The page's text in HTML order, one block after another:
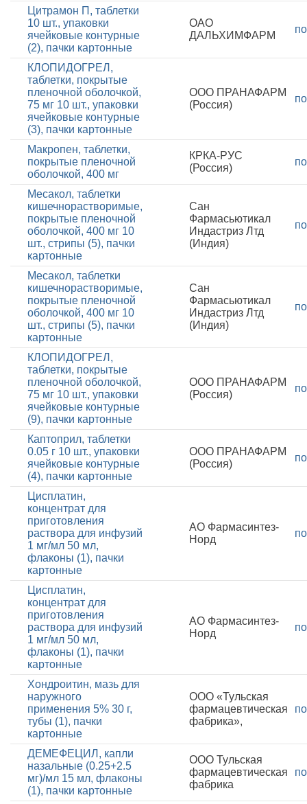
Цитрамон П, таблетки
10 шт., упаковки
ячейковые контурные
(2), пачки картонные
ОАО
ДАЛЬХИМФАРМ
КЛОПИДОГРЕЛ,
таблетки, покрытые
пленочной оболочкой,
75 мг 10 шт., упаковки
ячейковые контурные
(3), пачки картонные
ООО ПРАНАФАРМ
(Россия)
Макропен, таблетки,
покрытые пленочной
оболочкой, 400 мг
КРКА-РУС
(Россия)
Месакол, таблетки
кишечнорастворимые,
покрытые пленочной
оболочкой, 400 мг 10
шт., стрипы (5), пачки
картонные
Сан
Фармасьютикал
Индастриз Лтд
(Индия)
Месакол, таблетки
кишечнорастворимые,
покрытые пленочной
оболочкой, 400 мг 10
шт., стрипы (5), пачки
картонные
Сан
Фармасьютикал
Индастриз Лтд
(Индия)
КЛОПИДОГРЕЛ,
таблетки, покрытые
пленочной оболочкой,
75 мг 10 шт., упаковки
ячейковые контурные
(9), пачки картонные
ООО ПРАНАФАРМ
(Россия)
Каптоприл, таблетки
0.05 г 10 шт., упаковки
ячейковые контурные
(4), пачки картонные
ООО ПРАНАФАРМ
(Россия)
Цисплатин,
концентрат для
приготовления
раствора для инфузий
1 мг/мл 50 мл,
флаконы (1), пачки
картонные
АО Фармасинтез-
Норд
Цисплатин,
концентрат для
приготовления
раствора для инфузий
1 мг/мл 50 мл,
флаконы (1), пачки
картонные
АО Фармасинтез-
Норд
Хондроитин, мазь для
наружного
применения 5% 30 г,
тубы (1), пачки
картонные
ООО «Тульская
фармацевтическая
фабрика»,
ДЕМЕФЕЦИЛ, капли
назальные (0.25+2.5
мг)/мл 15 мл, флаконы
(1), пачки картонные
ООО Тульская
фармацевтическая
фабрика